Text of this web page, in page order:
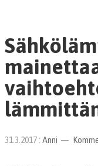
31.3.2017 : Anni